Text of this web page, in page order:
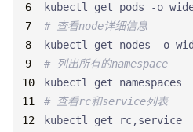
# 查看node详细信息
# 列出所有的namespace
# 查看rc和service列表